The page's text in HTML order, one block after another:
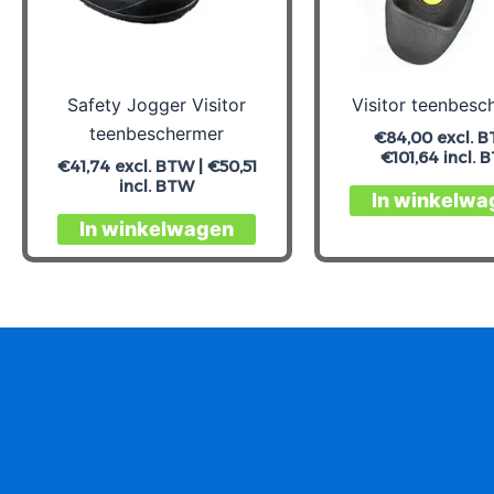
Safety Jogger Visitor
teenbeschermer
€41,74excl. BTW | €50,51
incl. BTW
In winkelwagen
Visitor
€84,00excl.
€101,64incl.
In